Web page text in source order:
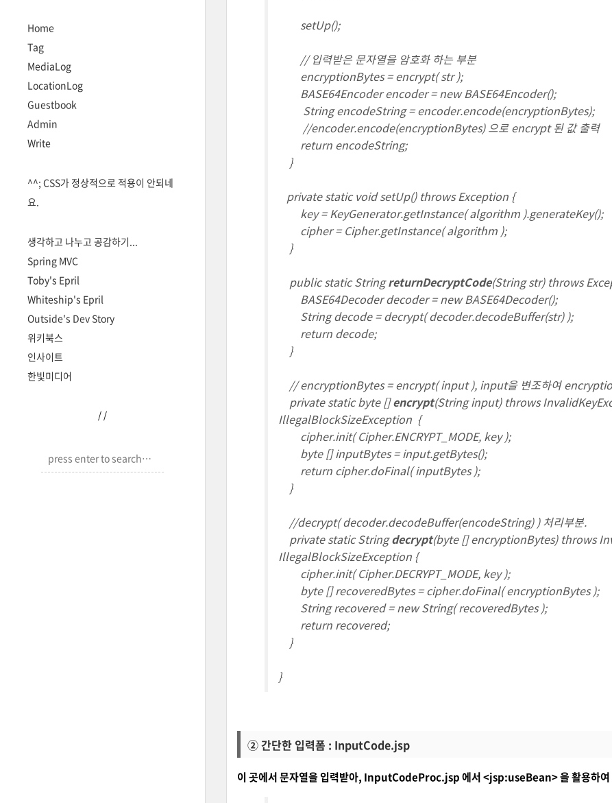
Home
Tag
MediaLog
LocationLog
Guestbook
Admin
Write
^^; CSS가 정상적으로 적용이 안되네
요.
생각하고 나누고 공감하기...
Spring MVC
Toby's Epril
Whiteship's Epril
Outside's Dev Story
위키북스
인사이트
한빛미디어
/ /
setUp();
// 입력받은 문자열을 암호화 하는 부분
encryptionBytes = encrypt( str );
BASE64Encoder encoder = new BASE64Encoder();
String encodeString = encoder.encode(encryptionBytes);
//encoder.encode(encryptionBytes) 으로 encrypt 된 값 출력
return encodeString;
}
private static void setUp() throws Exception {
key = KeyGenerator.getInstance( algorithm ).generateKey();
cipher = Cipher.getInstance( algorithm );
}
public static StringreturnDecryptCode(String str) throws
BASE64Decoder decoder = new BASE64Decoder();
String decode = decrypt( decoder.decodeBuffer(str) );
return decode;
}
// encryptionBytes = encrypt( input ), input을 변조하여
private static byte []encrypt(String input) throws
IllegalBlockSizeException {
cipher.init( Cipher.ENCRYPT_MODE, key );
byte [] inputBytes = input.getBytes();
return cipher.doFinal( inputBytes );
}
//decrypt( decoder.decodeBuffer(encodeString) ) 처리부분.
private static Stringdecrypt(byte [] encryptionBytes) throws
IllegalBlockSizeException {
cipher.init( Cipher.DECRYPT_MODE, key );
byte [] recoveredBytes = cipher.doFinal( encryptionBytes );
String recovered = new String( recoveredBytes );
return recovered;
}
}
② 간단한 입력폼 : InputCode.jsp
이 곳에서 문자열을 입력받아, InputCodeProc.jsp 에서 <jsp:useBean> 을 활용하여